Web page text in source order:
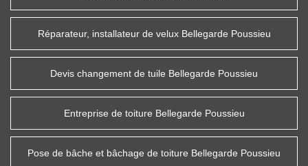
Réparateur, installateur de velux Bellegarde Poussieu
Devis changement de tuile Bellegarde Poussieu
Entreprise de toiture Bellegarde Poussieu
Pose de bâche et bâchage de toiture Bellegarde Poussieu